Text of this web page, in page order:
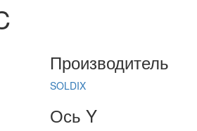
Производитель
SOLDIX
Ось Y